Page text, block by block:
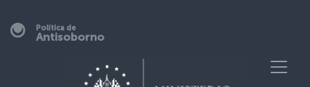
Política de
Antisoborno